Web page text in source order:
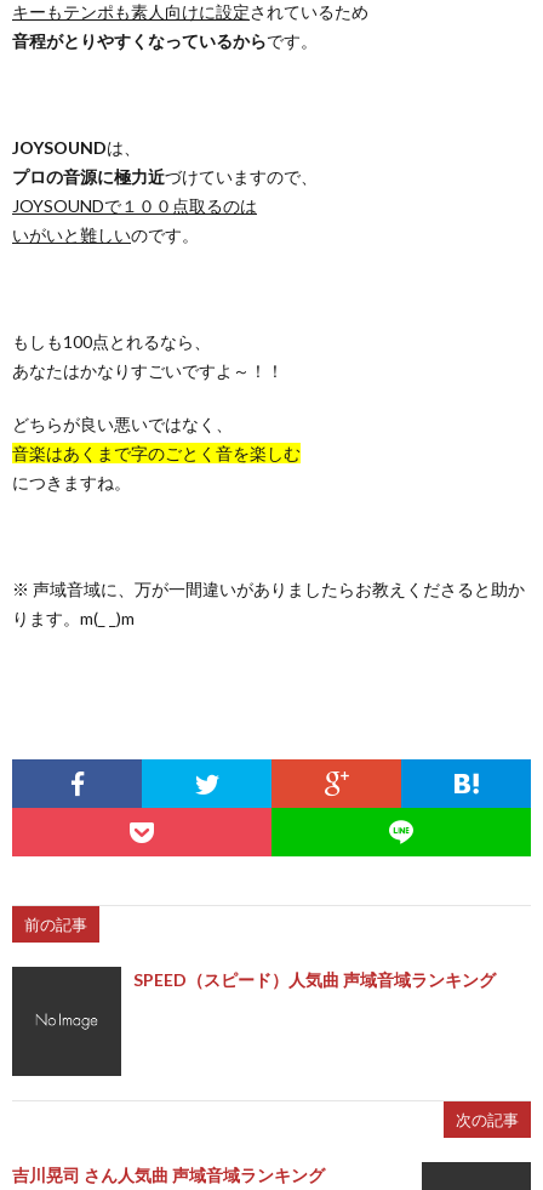
キーもテンポも素人向けに設定されているため
音程がとりやすくなっているからです。
JOYSOUNDは、
プロの音源に極力近づけていますので、
JOYSOUNDで１００点取るのは
いがいと難しいのです。
もしも100点とれるなら、
あなたはかなりすごいですよ～！！
どちらが良い悪いではなく、
音楽はあくまで字のごとく音を楽しむ
につきますね。
※ 声域音域に、万が一間違いがありましたらお教えくださると助か
ります。m(_ _)m
前の記事
SPEED（スピード）人気曲 声域音域ランキング
次の記事
吉川晃司 さん人気曲 声域音域ランキング